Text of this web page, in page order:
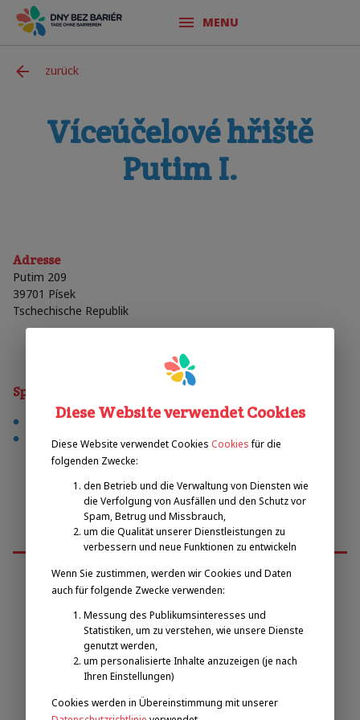
MENU
zurück
Víceúčelové hřiště
Putim I.
Adresse
Putim 209
39701 Písek
Tschechische Republik
Sporty
fußball
volleyball
Emilova sportovní, z.s.
Pavel Zbožínek
zbozinek@emilova-sportovni.cz
+420 602 720 518
Diese Website verwendet Cookies
Diese Website verwendet Cookies Cookies für die
folgenden Zwecke:
den Betrieb und die Verwaltung von Diensten wie
die Verfolgung von Ausfällen und den Schutz vor
Spam, Betrug und Missbrauch,
um die Qualität unserer Dienstleistungen zu
verbessern und neue Funktionen zu entwickeln
Wenn Sie zustimmen, werden wir Cookies und Daten
auch für folgende Zwecke verwenden:
Messung des Publikumsinteresses und
Statistiken, um zu verstehen, wie unsere Dienste
genutzt werden,
um personalisierte Inhalte anzuzeigen (je nach
Ihren Einstellungen)
Cookies werden in Übereinstimmung mit unserer